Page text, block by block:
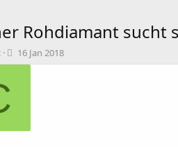
Rohdiamant sucht
B
e
16 Jan 2018